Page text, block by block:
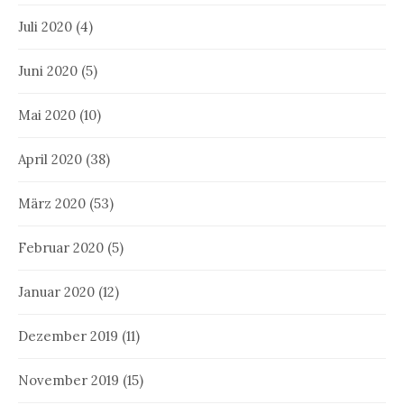
Juli 2020 (4)
Juni 2020 (5)
Mai 2020 (10)
April 2020 (38)
März 2020 (53)
Februar 2020 (5)
Januar 2020 (12)
Dezember 2019 (11)
November 2019 (15)